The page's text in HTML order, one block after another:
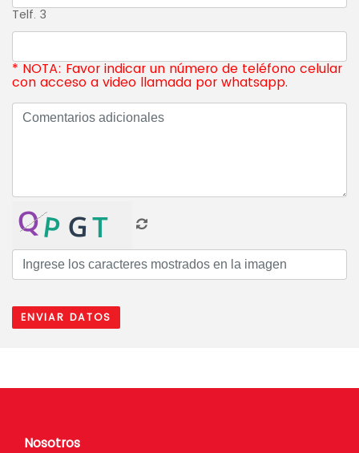
Telf. 3
* NOTA: Favor indicar un número de teléfono celular
con acceso a video llamada por whatsapp.
Nosotros